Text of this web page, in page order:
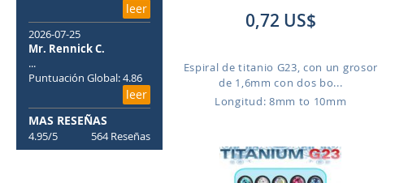
0,72 US$
Espiral de titanio G23, con un grosor
de 1,6mm con dos bo...
Longitud: 8mm to 10mm
leer
2026-07-25
Mr. Rennick C.
...
Puntuación Global: 4.86
leer
MAS RESEÑAS
4.95/5 564 Reseñas